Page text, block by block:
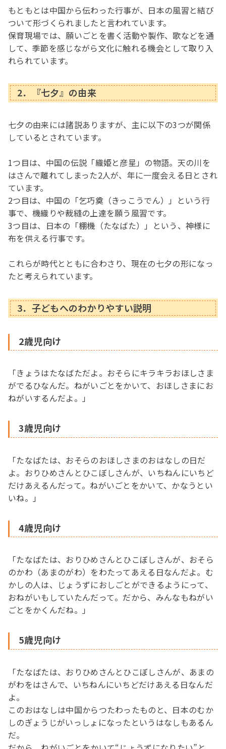
もともとは中国から伝わった行事が、日本の風習と結び
ついて形づくられましたと言われています。
保育現場では、願いごとを書く活動や製作、歌などを通
して、季節を感じながら文化に触れる機会として取り入
れられています。
2．『七夕』の由来
七夕の由来には諸説ありますが、主に以下の3つが関係
しているとされています。
1つ目は、中国の伝説「織姫と彦星」の物語。天の川を
はさんで離れてしまった2人が、年に一度会える日とされ
ています。
2つ目は、中国の「乞巧奠（きっこうでん）」という行
事で、機織りや裁縫の上達を願う風習です。
3つ目は、日本の「棚機（たなばた）」という、神様に
布を供える行事です。
これらが時代とともに合わさり、現在の七夕の形になっ
たと考えられています。
3．子どもへのわかりやすい説明
2歳児向け
「きょうはたなばただよ。おそらにキラキラおほしさま
がでるひなんだ。ねがいごとをかいて、おほしさまにお
ねがいするんだよ。」
3歳児向け
「たなばたは、おそらのおほしさまのおはなしの日だ
よ。おりひめさんとひこぼしさんが、いちねんにいちど
だけあえるんだって。ねがいごとをかいて、かなうとい
いね。」
4歳児向け
「たなばたは、おりひめさんとひこぼしさんが、おそら
のかわ（あまのがわ）をわたってあえる日なんだよ。む
かしの人は、じょうずにおしごとができるようにって、
おねがいもしていたんだって。だから、みんなもねがい
ごとをかくんだね。」
5歳児向け
「たなばたは、おりひめさんとひこぼしさんが、あまの
がわをはさんで、いちねんにいちどだけあえる日なんだ
よ。
このおはなしは中国からつたわったものと、日本のむか
しのぎょうじがいっしょになったというはなしもあるん
だ。